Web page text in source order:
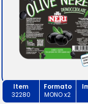
Item Formato
32280
MONO x2